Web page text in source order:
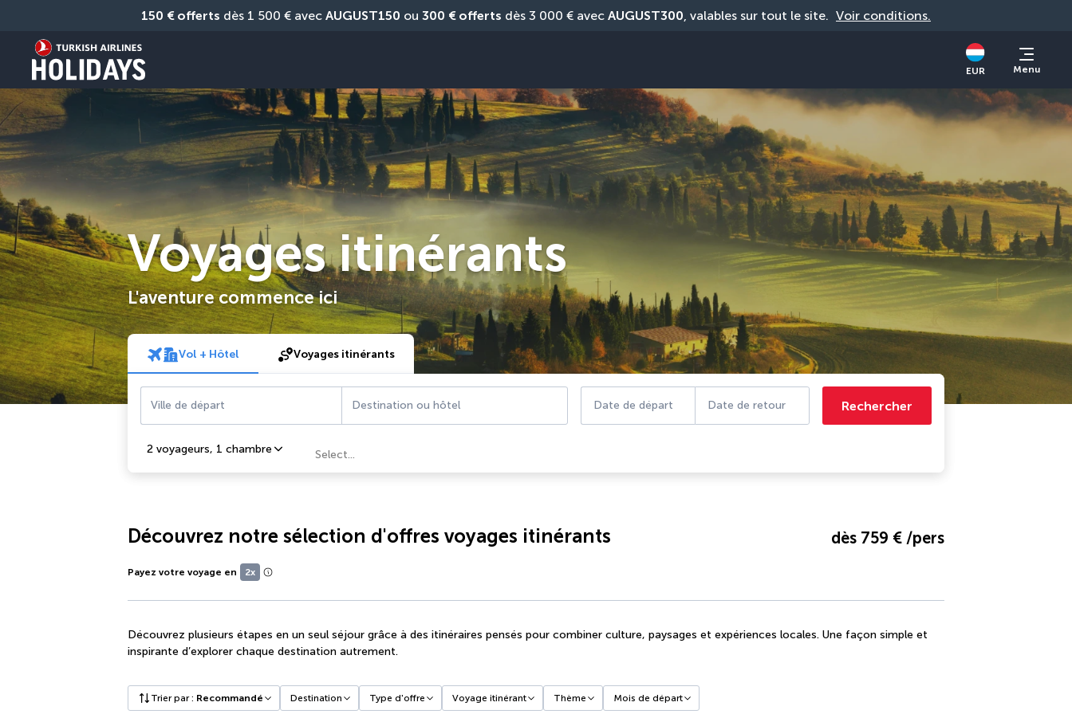
150 € offerts dès 1 500 € avec AUGUST150 ou 300 € offerts dès 3 000 € avec AUGUST300, valables sur tout le site. Voir conditions.
EUR Menu
Voyages itinérants
L'aventure commence ici
Vol + Hôtel Voyages itinérants
Ville de départ Destination ou hôtel Date de départ Date de retour
2 voyageurs, 1 chambre Select...
Rechercher
Découvrez notre sélection d'offres voyages itinérants dès 759 € /pers
Payez votre voyage en 2x
Découvrez plusieurs étapes en un seul séjour grâce à des itinéraires pensés pour combiner culture, paysages et expériences locales. Une façon simple et
inspirante d’explorer chaque destination autrement.
Trier par: Recommandé Destination Type d'offre Voyage itinérant Thème Mois de départ